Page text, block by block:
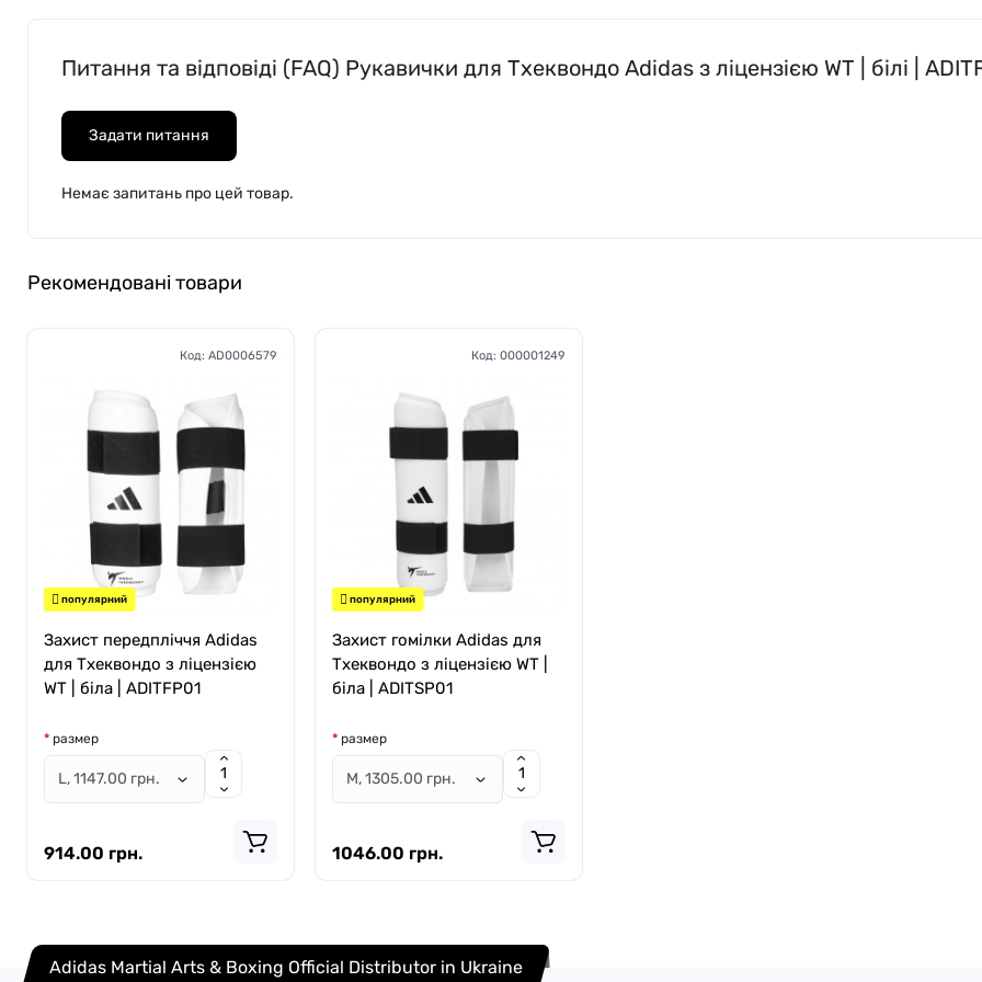
Питання та відповіді (FAQ) Рукавички для Тхеквондо Adidas з ліцензією WT | білі |
Задати питання
Немає запитань про цей товар.
Рекомендовані товари
Код: AD0006579
популярний
Захист передпліччя Adidas
для Тхеквондо з ліцензією
WT | біла | ADITFP01
размер
914.00 грн.
Код: 000001249
популярний
Захист гомілки Adidas для
Тхеквондо з ліцензією WT |
біла | ADITSP01
размер
1046.00 грн.
Adidas Martial Arts & Boxing Official Distributor in Ukraine